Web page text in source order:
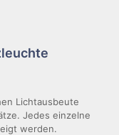
Lichtausbeute
Jedes einzelne
werden.